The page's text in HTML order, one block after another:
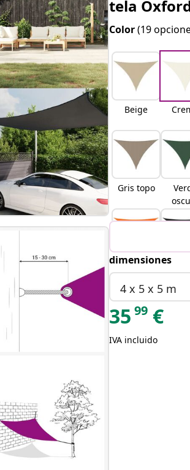
tela
Color(19
Beige
Gris topo
Naranja
Naranja
dimensiones
4 x 5 x 5 m
35 99 €
IVA incluido